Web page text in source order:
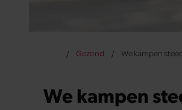
Gezond We kampen
We kampen